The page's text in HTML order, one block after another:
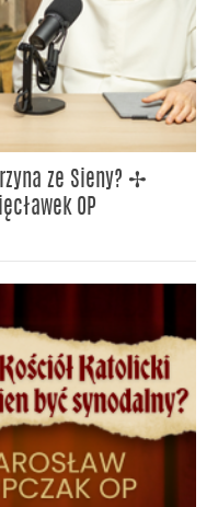
ze Sieny? ✢
OP